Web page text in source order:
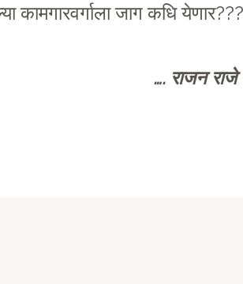
कामगारवर्गाला जाग कधि येणार???
…. राजन राजे